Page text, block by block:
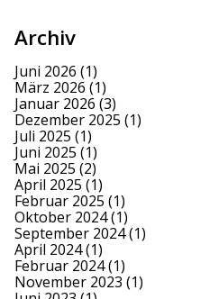
Archiv
Juni 2026 (1)
März 2026 (1)
Januar 2026 (3)
Dezember 2025 (1)
Juli 2025 (1)
Juni 2025 (1)
Mai 2025 (2)
April 2025 (1)
Februar 2025 (1)
Oktober 2024(1)
September 2024(1)
April 2024(1)
Februar 2024(1)
November 2023 (1)